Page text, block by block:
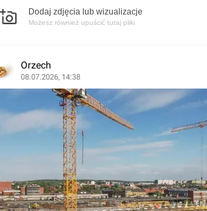
Dodaj zdjęcia lub wizualizacje
Możesz również upuścić tutaj pliki
Orzech
08.07.2026, 14:38